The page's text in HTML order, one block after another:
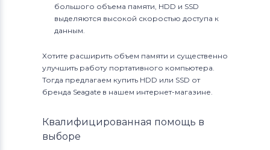
большого объема памяти, HDD и SSD
выделяются высокой скоростью доступа к
данным.
Хотите расширить объем памяти и существенно
улучшить работу портативного компьютера.
Тогда предлагаем купить HDD или SSD от
бренда Seagate в нашем интернет-магазине.
Квалифицированная помощь в
выборе